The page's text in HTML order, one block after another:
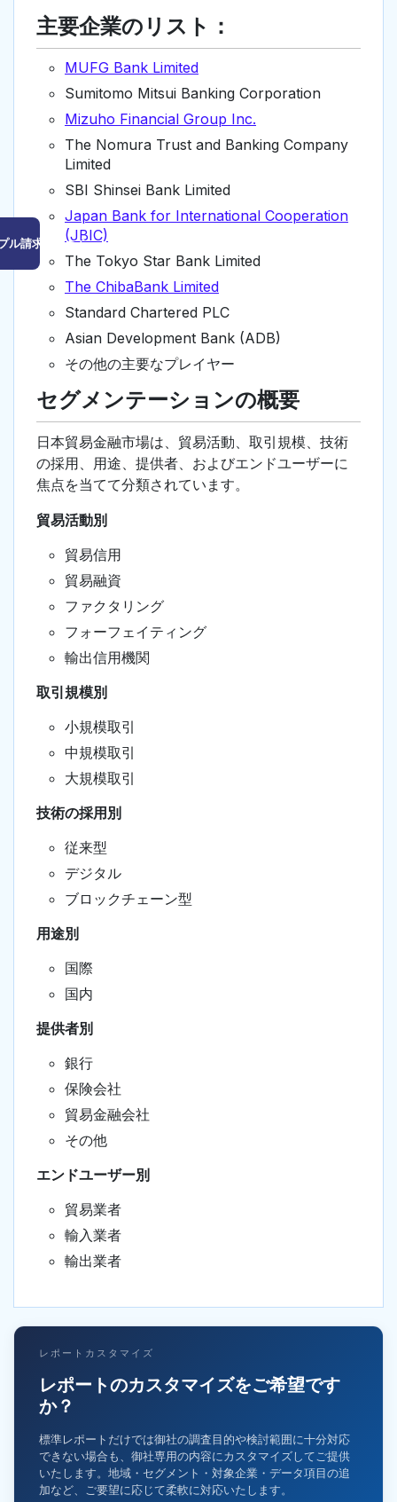
ル請求はこちら
主要企業のリスト：
MUFG Bank Limited
Sumitomo Mitsui Banking Corporation
Mizuho Financial Group Inc.
The Nomura Trust and Banking Company
Limited
SBI Shinsei Bank Limited
Japan Bank for International Cooperation
(JBIC)
The Tokyo Star Bank Limited
The ChibaBank Limited
Standard Chartered PLC
Asian Development Bank (ADB)
その他の主要なプレイヤー
セグメンテーションの概要
日本貿易金融市場は、貿易活動、取引規模、技術
の採用、用途、提供者、およびエンドユーザーに
焦点を当てて分類されています。
貿易活動別
貿易信用
貿易融資
ファクタリング
フォーフェイティング
輸出信用機関
取引規模別
小規模取引
中規模取引
大規模取引
技術の採用別
従来型
デジタル
ブロックチェーン型
用途別
国際
国内
提供者別
銀行
保険会社
貿易金融会社
その他
エンドユーザー別
貿易業者
輸入業者
輸出業者
レポートカスタマイズ
レポートのカスタマイズをご希望です
か？
標準レポートだけでは御社の調査目的や検討範囲に十分対応
できない場合も、御社専用の内容にカスタマイズしてご提供
いたします。地域・セグメント・対象企業・データ項目の追
加など、ご要望に応じて柔軟に対応いたします。